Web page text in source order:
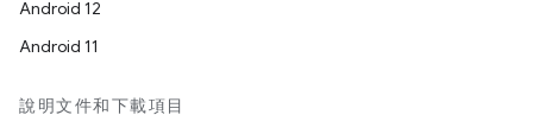
Android 12
Android 11
說明文件和下載項目